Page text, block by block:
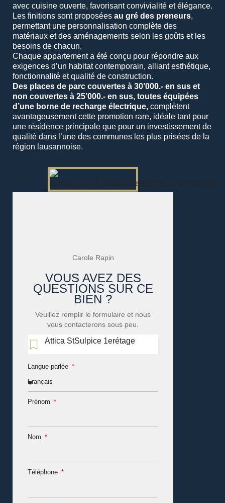
avec cuisine ouverte, favorisant convivialité et élégance.
Les finitions sont proposées au gré des preneurs,
permettant une personnalisation complète des
matériaux et des aménagements selon les goûts et les
besoins de chacun.
Chaque appartement a été conçu pour répondre aux
exigences d’un habitat contemporain, alliant esthétique,
fonctionnalité et qualité de construction.
Des places de parc couvertes à 30’000.- en sus et
non couvertes à 25’000.- en sus, toutes équipées
d’une borne de recharge électrique, complètent
avantageusement cette promotion rare, idéale tant pour
une résidence principale que pour un investissement de
qualité dans l’une des communes les plus prisées de la
région lausannoise.
Carole Rapin
VOUS AVEZ DES
QUESTIONS SUR CE
BIEN ?
Veuillez remplir le formulaire et nous
vous contacterons sous peu.
Attica StSulpice 1erétage
Langue parlée
Prénom
Nom
Téléphone